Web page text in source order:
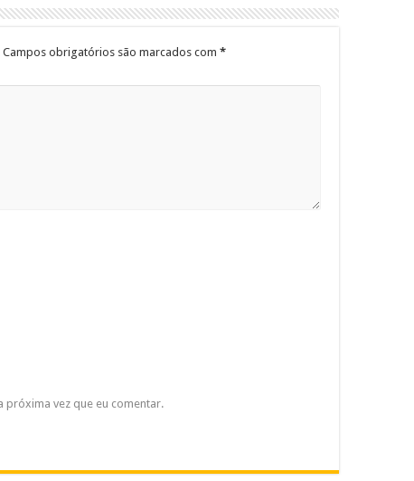
Campos obrigatórios são marcados com *
próxima vez que eu comentar.